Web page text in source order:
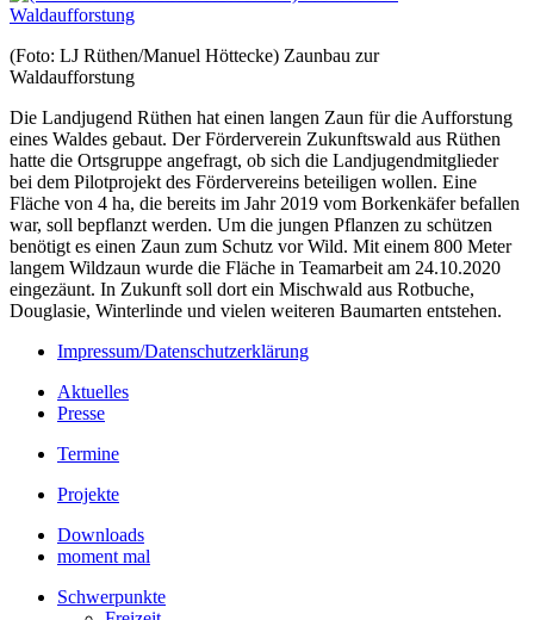
(Foto: LJ Rüthen/Manuel Höttecke) Zaunbau zur
Waldaufforstung
Die Landjugend Rüthen hat einen langen Zaun für die Aufforstung
eines Waldes gebaut. Der Förderverein Zukunftswald aus Rüthen
hatte die Ortsgruppe angefragt, ob sich die Landjugendmitglieder
bei dem Pilotprojekt des Fördervereins beteiligen wollen. Eine
Fläche von 4 ha, die bereits im Jahr 2019 vom Borkenkäfer befallen
war, soll bepflanzt werden. Um die jungen Pflanzen zu schützen
benötigt es einen Zaun zum Schutz vor Wild. Mit einem 800 Meter
langem Wildzaun wurde die Fläche in Teamarbeit am 24.10.2020
eingezäunt. In Zukunft soll dort ein Mischwald aus Rotbuche,
Douglasie, Winterlinde und vielen weiteren Baumarten entstehen.
Impressum/Datenschutzerklärung
Aktuelles
Presse
Termine
Projekte
Downloads
moment mal
Schwerpunkte